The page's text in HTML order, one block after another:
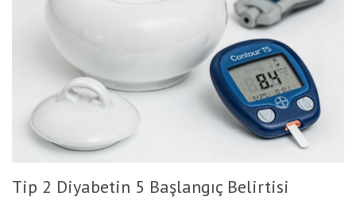
Tip 2 Diyabetin 5 Başlangıç Belirtisi